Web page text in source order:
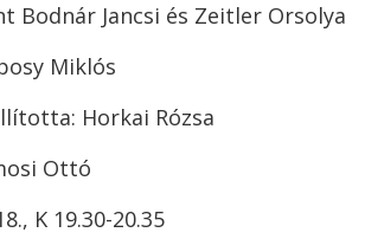
Bodnár Jancsi és Zeitler Orsolya
Miklós
Horkai Rózsa
Ottó
K 19.30-20.35